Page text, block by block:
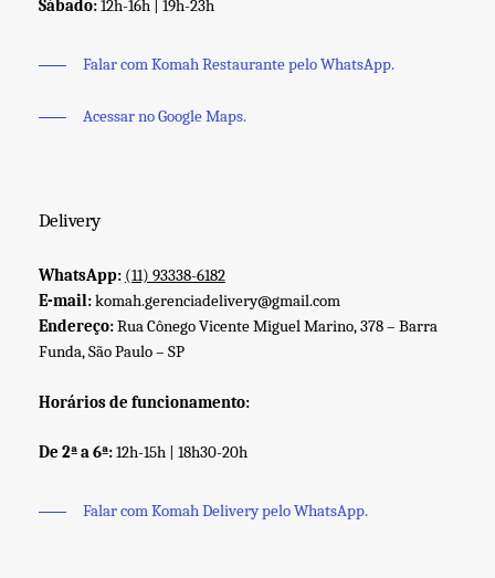
Sábado:12h-16h | 19h-23h
Falar com Komah Restaurante pelo WhatsApp.
Acessar no Google Maps.
Delivery
WhatsApp: (11) 93338-6182
E-mail:komah.gerenciadelivery@gmail.com
Endereço:Rua Cônego Vicente Miguel Marino, 378 – Barra
Funda, São Paulo – SP
Horários de funcionamento:
De 2ª a 6ª:12h-15h | 18h30-20h
Falar com Komah Delivery pelo WhatsApp.